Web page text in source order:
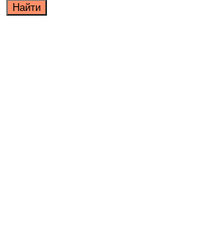
Найти